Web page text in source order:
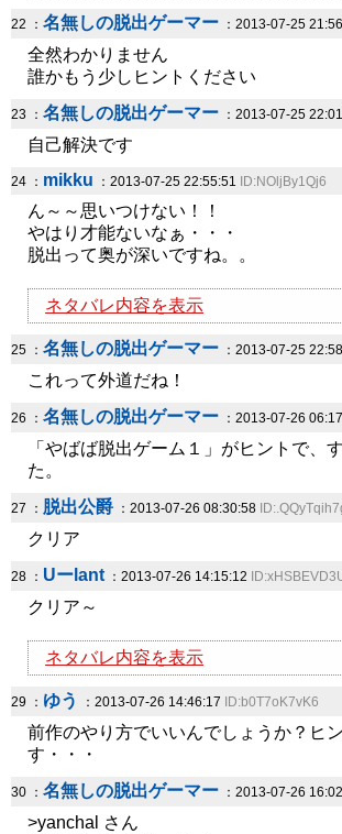
22 ： 名無しの脱出ゲーマー ：2013-07-25
全然わかりません
誰かもう少しヒントください
23 ： 名無しの脱出ゲーマー ：2013-07-25
自己解決です
24 ： mikku ：2013-07-25 22:55:51 ID:NOljBy1Qj6
ん～～思いつけない！！
やはり才能ないなぁ・・・
脱出って奥が深いですね。。
ネタバレ内容を表示
25 ： 名無しの脱出ゲーマー ：2013-07-25
これって外道だね！
26 ： 名無しの脱出ゲーマー ：2013-07-26
「やばば脱出ゲーム１」がヒントで、
た。
27 ： 脱出公爵 ：2013-07-26 08:30:58
クリア
28 ： Uーlant：2013-07-26 14:15:12
クリア～
ネタバレ内容を表示
29 ： ゆう ：2013-07-26 14:46:17 ID:b0T7oK7vK6
前作のやり方でいいんでしょうか？ヒ
す・・・
30 ： 名無しの脱出ゲーマー ：2013-07-26
>yanchal さん